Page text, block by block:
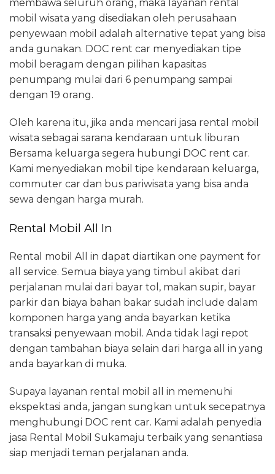
membawa seluruh orang, maka layanan rental
mobil wisata yang disediakan oleh perusahaan
penyewaan mobil adalah alternative tepat yang bisa
anda gunakan. DOC rent car menyediakan tipe
mobil beragam dengan pilihan kapasitas
penumpang mulai dari 6 penumpang sampai
dengan 19 orang.
Oleh karena itu, jika anda mencari jasa rental mobil
wisata sebagai sarana kendaraan untuk liburan
Bersama keluarga segera hubungi DOC rent car.
Kami menyediakan mobil tipe kendaraan keluarga,
commuter car dan bus pariwisata yang bisa anda
sewa dengan harga murah.
Rental Mobil All In
Rental mobil All in dapat diartikan one payment for
all service. Semua biaya yang timbul akibat dari
perjalanan mulai dari bayar tol, makan supir, bayar
parkir dan biaya bahan bakar sudah include dalam
komponen harga yang anda bayarkan ketika
transaksi penyewaan mobil. Anda tidak lagi repot
dengan tambahan biaya selain dari harga all in yang
anda bayarkan di muka.
Supaya layanan rental mobil all in memenuhi
ekspektasi anda, jangan sungkan untuk secepatnya
menghubungi DOC rent car. Kami adalah penyedia
jasa Rental Mobil Sukamaju terbaik yang senantiasa
siap menjadi teman perjalanan anda.